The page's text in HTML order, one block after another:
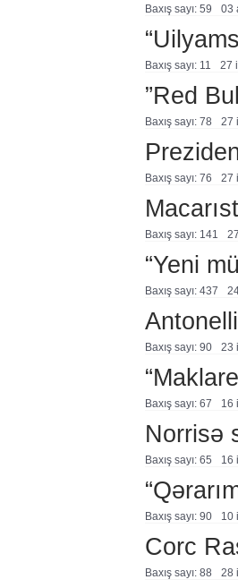
Baxış sayı: 59 03
Baxış sayı: 11 27
”Red
Baxış sayı: 78 27
Baxış sayı: 76 27
Baxış sayı: 141
“Yeni
Baxış sayı: 437
Baxış sayı: 90 23
Baxış sayı: 67 16
Norrisə
Baxış sayı: 65 16
Baxış sayı: 90 10
Corc
Baxış sayı: 88 28